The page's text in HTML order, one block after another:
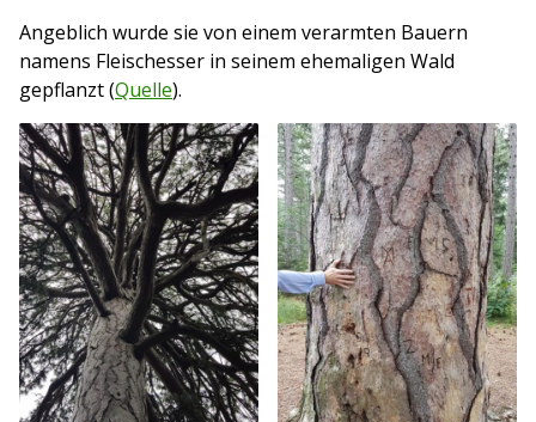
Angeblich wurde sie von einem verarmten Bauern
namens Fleischesser in seinem ehemaligen Wald
gepflanzt (Quelle).